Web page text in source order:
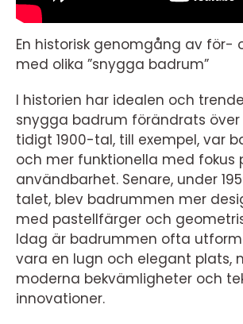
En historisk genomgång av för-
med olika ”snygga badrum”
I historien har idealen och
snygga badrum förändrats över
tidigt 1900-tal, till exempel, var
och mer funktionella med fokus
användbarhet. Senare, under
talet, blev badrummen mer
med pastellfärger och
Idag är badrummen ofta
vara en lugn och elegant plats,
moderna bekvämligheter och
innovationer.